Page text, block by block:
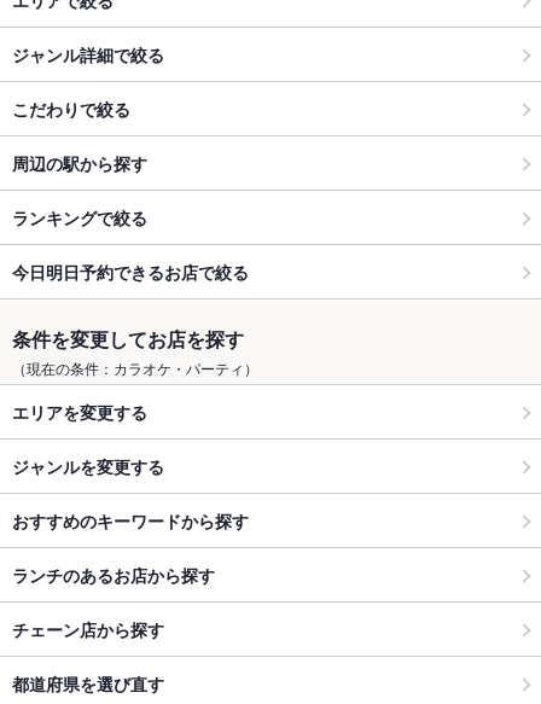
ジャンル詳細で絞る
こだわりで絞る
周辺の駅から探す
ランキングで絞る
今日明日予約できるお店で絞る
条件を変更してお店を探す
（現在の条件：カラオケ・パーティ）
エリアを変更する
ジャンルを変更する
おすすめのキーワードから探す
ランチのあるお店から探す
チェーン店から探す
都道府県を選び直す